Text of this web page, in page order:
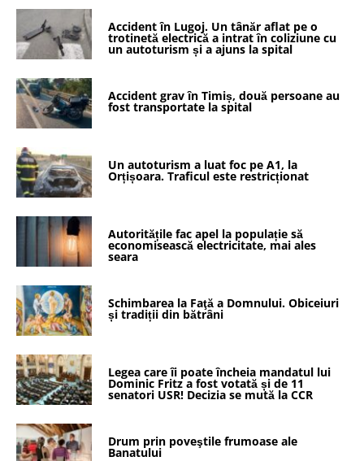
Accident în Lugoj. Un tânăr aflat pe o
trotinetă electrică a intrat în coliziune cu
un autoturism și a ajuns la spital
Accident grav în Timiș, două persoane au
fost transportate la spital
Un autoturism a luat foc pe A1, la
Orțișoara. Traficul este restricționat
Autoritățile fac apel la populație să
economisească electricitate, mai ales
seara
Schimbarea la Faţă a Domnului. Obiceiuri
și tradiții din bătrâni
Legea care îi poate încheia mandatul lui
Dominic Fritz a fost votată și de 11
senatori USR! Decizia se mută la CCR
Drum prin poveştile frumoase ale
Banatului